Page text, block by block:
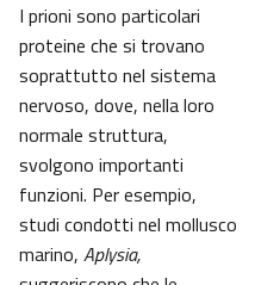
I prioni sono particolari
proteine che si trovano
soprattutto nel sistema
nervoso, dove, nella loro
normale struttura,
svolgono importanti
funzioni. Per esempio,
studi condotti nel mollusco
marino, Aplysia,